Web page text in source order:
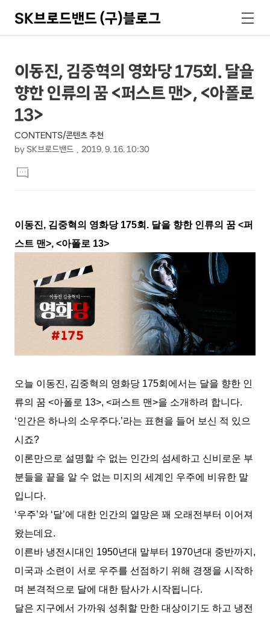
SK브로드밴드 (구)블로그
색
메
뉴
상
세
컨
텐
츠
본
문
제
목
이동진, 김중혁의 영화당 175회. 달을
향한 인류의 꿈 <퍼스트 맨>, <아폴로
13>
CONTENTS/콘텐츠 추천
by SK브로드밴드 2019. 9. 16. 10:30
문
댓
글
이동진, 김중혁의 영화당 175회. 달을 향한 인류의 꿈 <퍼
스트 맨>, <아폴로 13>
오늘 이동진, 김중혁의 영화당 175회에서는 달을 향한 인
류의 꿈 <아폴로 13>, <퍼스트 맨>을 소개하려 합니다.
‘인간은 하나의 소우주다.’라는 표현을 들어 보신 적 있으
시죠?
이론만으로 설명할 수 없는 인간의 섬세하고 신비로운 부
분들을 끝을 알 수 없는 미지의 세계인 우주에 비유한 말
입니다.
‘우주’와 ‘달’에 대한 인간의 열망은 꽤 오래전부터 이어져
왔는데요.
이른바 냉전시대인 1950년대 말부터 1970년대 중반까지,
미국과 소련이 서로 우주를 선점하기 위해 경쟁을 시작하
며 본격적으로 달에 대한 탐사가 시작됩니다.
달은 지구에서 가까워 성취할 만한 대상이기도 하고 냉전